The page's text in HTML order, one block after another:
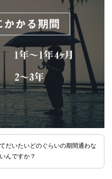
だいたいどのぐらいの期間通わな
んですか？